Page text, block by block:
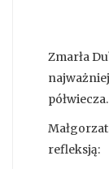
Zmarła
półwiecza.
refleksją: